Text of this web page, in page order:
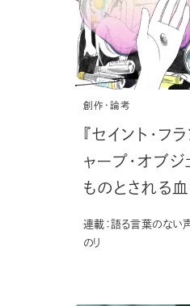
創作・論考
『セイント・フ
ャープ・オブジ
ものとされる
連載：語る言葉のな
のり